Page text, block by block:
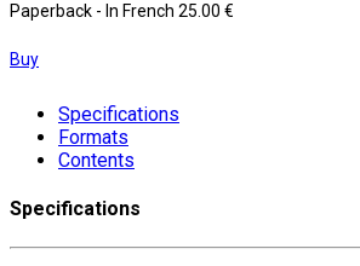
Paperback - In French 25.00 €
Buy
Specifications
Formats
Contents
Specifications